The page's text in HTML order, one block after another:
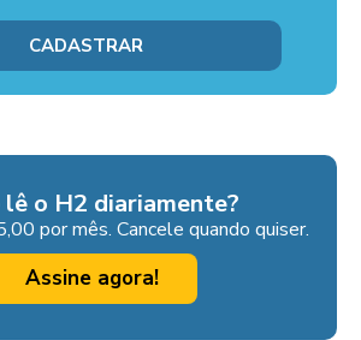
lê o H2 diariamente?
por mês. Cancele quando quiser.
Assine agora!